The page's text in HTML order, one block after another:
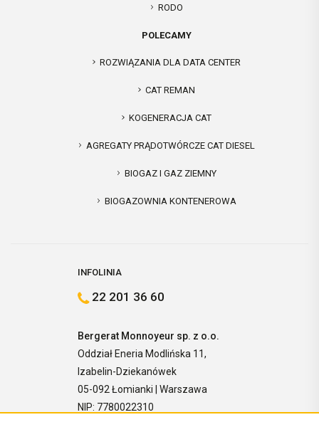
RODO
POLECAMY
ROZWIĄZANIA DLA DATA CENTER
CAT REMAN
KOGENERACJA CAT
AGREGATY PRĄDOTWÓRCZE CAT DIESEL
BIOGAZ I GAZ ZIEMNY
BIOGAZOWNIA KONTENEROWA
INFOLINIA
22 201 36 60
Bergerat Monnoyeur sp. z o.o.
Oddział Eneria Modlińska 11,
Izabelin-Dziekanówek
05-092 Łomianki | Warszawa
NIP: 7780022310